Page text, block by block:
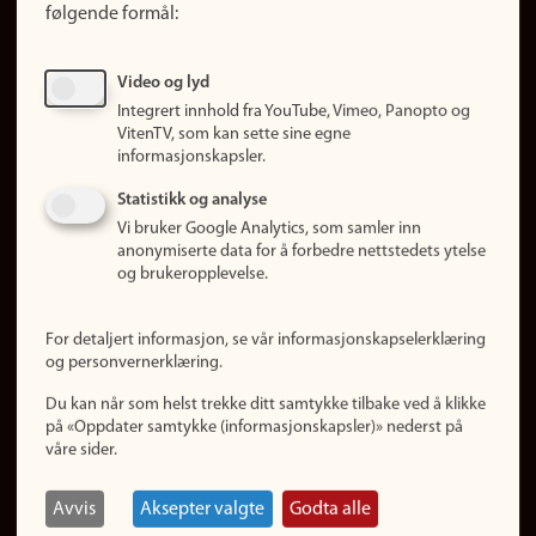
Ledige stillinger
Om nettstedet
Informasjonskapsler
Personvern
Logg inn
Rediger din ansattside
følgende formål:
Video og lyd
Integrert innhold fra YouTube, Vimeo, Panopto og
VitenTV, som kan sette sine egne
informasjonskapsler.
Statistikk og analyse
Vi bruker Google Analytics, som samler inn
anonymiserte data for å forbedre nettstedets ytelse
og brukeropplevelse.
For detaljert informasjon, se vår informasjonskapselerklæring
og personvernerklæring.
Du kan når som helst trekke ditt samtykke tilbake ved å klikke
på «Oppdater samtykke (informasjonskapsler)» nederst på
våre sider.
Avvis Aksepter valgte Godta alle